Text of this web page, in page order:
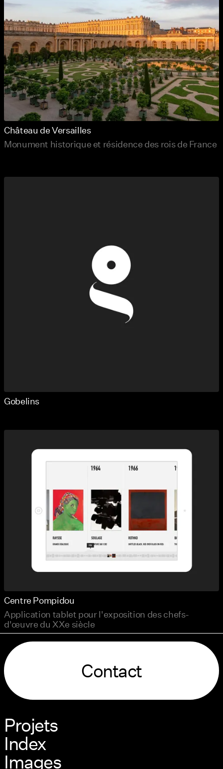
Château de Versailles
Monument historique et résidence des rois de France
Gobelins
Centre Pompidou
Application tablet pour l'exposition des chefs-
d'œuvre du XXe siècle
Projets
Index
Images
Contact